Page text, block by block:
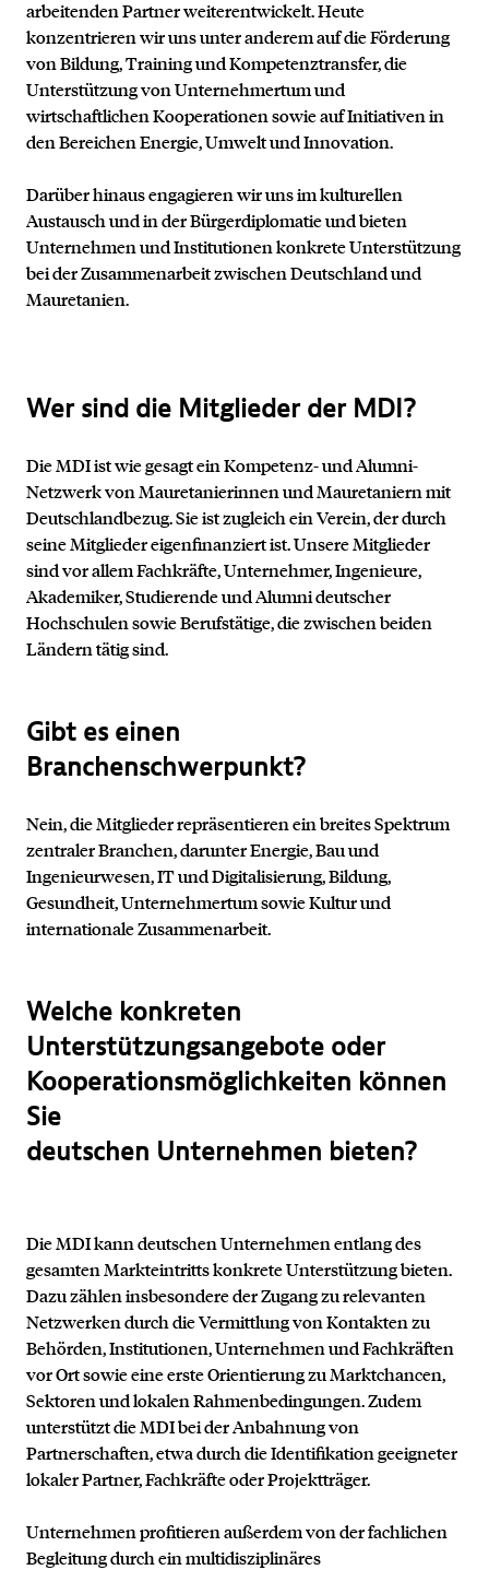
arbeitenden Partner weiterentwickelt. Heute
konzentrieren wir uns unter anderem auf die Förderung
von Bildung, Training und Kompetenztransfer, die
Unterstützung von Unternehmertum und
wirtschaftlichen Kooperationen sowie auf Initiativen in
den Bereichen Energie, Umwelt und Innovation.
Darüber hinaus engagieren wir uns im kulturellen
Austausch und in der Bürgerdiplomatie und bieten
Unternehmen und Institutionen konkrete Unterstützung
bei der Zusammenarbeit zwischen Deutschland und
Mauretanien.
Wer sind die Mitglieder der MDI?
Die MDI ist wie gesagt ein Kompetenz- und Alumni-
Netzwerk von Mauretanierinnen und Mauretaniern mit
Deutschlandbezug. Sie ist zugleich ein Verein, der durch
seine Mitglieder eigenfinanziert ist. Unsere Mitglieder
sind vor allem Fachkräfte, Unternehmer, Ingenieure,
Akademiker, Studierende und Alumni deutscher
Hochschulen sowie Berufstätige, die zwischen beiden
Ländern tätig sind.
Gibt es einen
Branchenschwerpunkt?
Nein, die Mitglieder repräsentieren ein breites Spektrum
zentraler Branchen, darunter Energie, Bau und
Ingenieurwesen, IT und Digitalisierung, Bildung,
Gesundheit, Unternehmertum sowie Kultur und
internationale Zusammenarbeit.
Welche konkreten
Unterstützungsangebote oder
Kooperationsmöglichkeiten können
Sie
deutschen Unternehmen bieten?
Die MDI kann deutschen Unternehmen entlang des
gesamten Markteintritts konkrete Unterstützung bieten.
Dazu zählen insbesondere der Zugang zu relevanten
Netzwerken durch die Vermittlung von Kontakten zu
Behörden, Institutionen, Unternehmen und Fachkräften
vor Ort sowie eine erste Orientierung zu Marktchancen,
Sektoren und lokalen Rahmenbedingungen. Zudem
unterstützt die MDI bei der Anbahnung von
Partnerschaften, etwa durch die Identifikation geeigneter
lokaler Partner, Fachkräfte oder Projektträger.
Unternehmen profitieren außerdem von der fachlichen
Begleitung durch ein multidisziplinäres
Kontakt